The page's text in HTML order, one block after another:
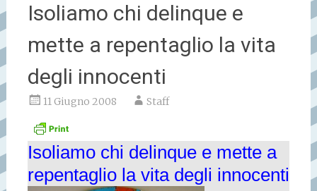
Isoliamo chi delinque e
mette a repentaglio la vita
degli innocenti
11 Giugno 2008 Staff
Isoliamo chi delinque e mette a
repentaglio la vita degli innocenti